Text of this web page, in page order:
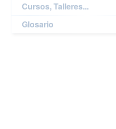
Cursos, Talleres...
Glosario